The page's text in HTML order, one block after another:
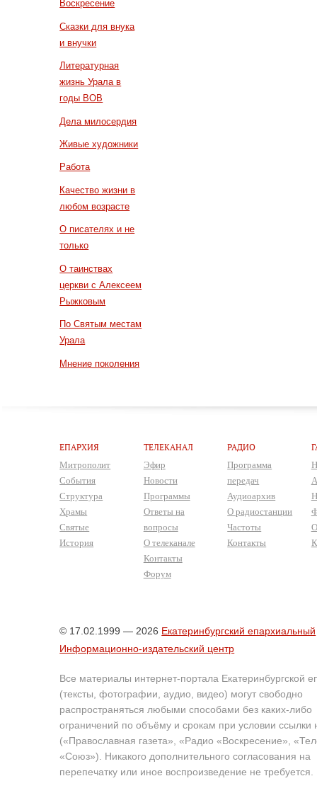
Воскресение
Сказки для внука
и внучки
Литературная
жизнь Урала в
годы ВОВ
Дела милосердия
Живые художники
Работа
Качество жизни в
любом возрасте
О писателях и не
только
О таинствах
церкви с Алексеем
Рыжковым
По Святым местам
Урала
Мнение поколения
ЕПАРХИЯ
Митрополит
События
Структура
Храмы
Святые
История
ТЕЛЕКАНАЛ
Эфир
Новости
Программы
Ответы на
вопросы
О телеканале
Контакты
Форум
РАДИО
Программа
передач
Аудиоархив
О радиостанции
Частоты
Контакты
© 17.02.1999 — 2026 Екатеринбургский епархиальный
Информационно-издательский центр
Все материалы интернет-портала Екатеринбургской
(тексты, фотографии, аудио, видео) могут свободно
распространяться любыми способами без каких-либо
ограничений по объёму и срокам при условии ссылки
(«Православная газета», «Радио «Воскресение»,
«Союз»). Никакого дополнительного согласования на
перепечатку или иное воспроизведение не требуется.